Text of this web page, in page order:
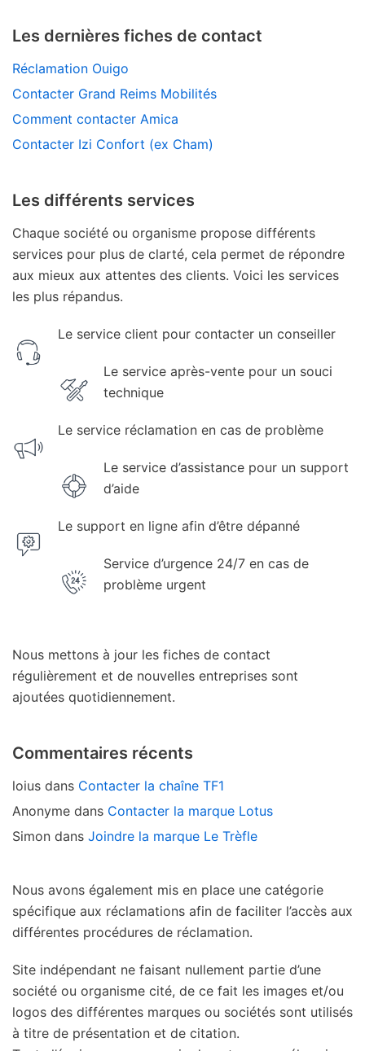
Les dernières fiches de contact
Réclamation Ouigo
Contacter Grand Reims Mobilités
Comment contacter Amica
Contacter Izi Confort (ex Cham)
Les différents services
Chaque société ou organisme propose différents
services pour plus de clarté, cela permet de répondre
aux mieux aux attentes des clients. Voici les services
les plus répandus.
Le service client pour contacter un conseiller
Le service après-vente pour un souci
technique
Le service réclamation en cas de problème
Le service d’assistance pour un support
d’aide
Le support en ligne afin d’être dépanné
Service d’urgence 24/7 en cas de
problème urgent
Nous mettons à jour les fiches de contact
régulièrement et de nouvelles entreprises sont
ajoutées quotidiennement.
Commentaires récents
loius dans Contacter la chaîne TF1
Anonyme dans Contacter la marque Lotus
Simon dans Joindre la marque Le Trèfle
Nous avons également mis en place une catégorie
spécifique aux réclamations afin de faciliter l’accès aux
différentes procédures de réclamation.
Site indépendant ne faisant nullement partie d’une
société ou organisme cité, de ce fait les images et/ou
logos des différentes marques ou sociétés sont utilisés
à titre de présentation et de citation.